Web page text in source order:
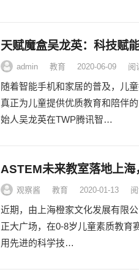
天赋魔盒吴龙英：科技赋
admin 教育 2020-06-09 阅
随着智能手机和家居的普及，儿
真正为儿童提供优质教育和陪伴
始人吴龙英在TWP腾讯智…
ASTEM未来教室落地上
观察酱 教育 2020-01-13
近期，由上海橙家文化发展有限
正大广场，在0-8岁儿童素质教育
用先进的科学技…